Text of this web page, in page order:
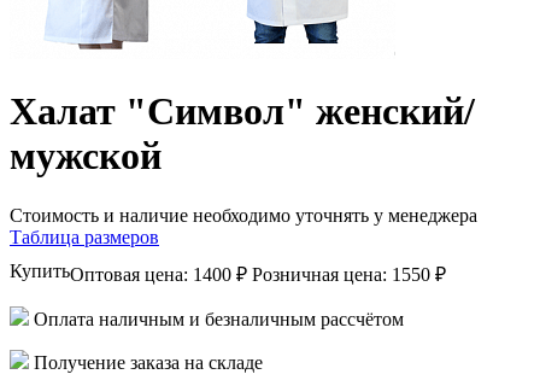
Халат "Символ" женский/
мужской
Стоимость и наличие необходимо уточнять у менеджера
Таблица размеров
Оптовая цена: 1400 ₽ Розничная цена: 1550 ₽
Купить
Оплата наличным и безналичным рассчётом
Получение заказа на складе